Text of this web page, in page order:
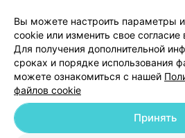
Персональные
Обработка
© 2026 ООО «Артокс Лаб», УНП 191700409|
Вы можете настроить параметры
cookie или изменить свое
Для получения дополнительной
сроках и порядке использования
можете ознакомиться с нашей
файлов cookie
Принять